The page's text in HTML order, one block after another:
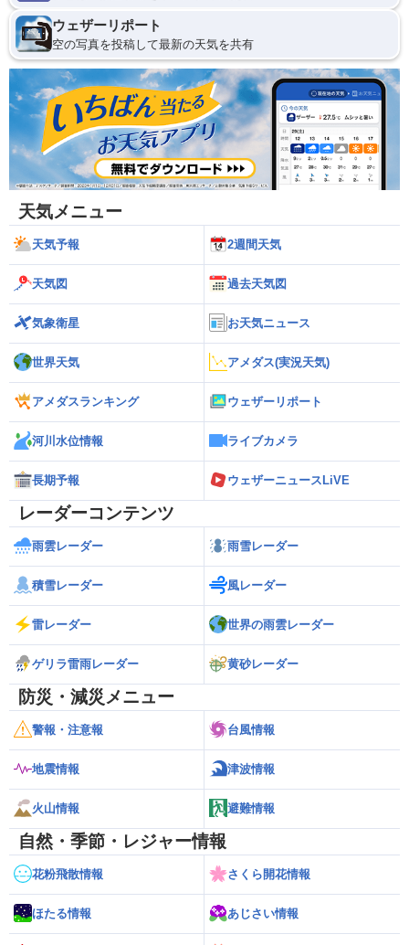
ウェザーリポート
空の写真を投稿して最新の天気を共有
天気メニュー
天気予報 2週間天気
天気図 過去天気図
気象衛星 お天気ニュース
世界天気 アメダス(実況天気)
アメダスランキング ウェザーリポート
河川水位情報 ライブカメラ
長期予報 ウェザーニュースLiVE
レーダーコンテンツ
雨雲レーダー 雨雪レーダー
積雪レーダー 風レーダー
雷レーダー 世界の雨雲レーダー
ゲリラ雷雨レーダー 黄砂レーダー
防災・減災メニュー
警報・注意報 台風情報
地震情報 津波情報
火山情報 避難情報
自然・季節・レジャー情報
花粉飛散情報 さくら開花情報
ほたる情報 あじさい情報